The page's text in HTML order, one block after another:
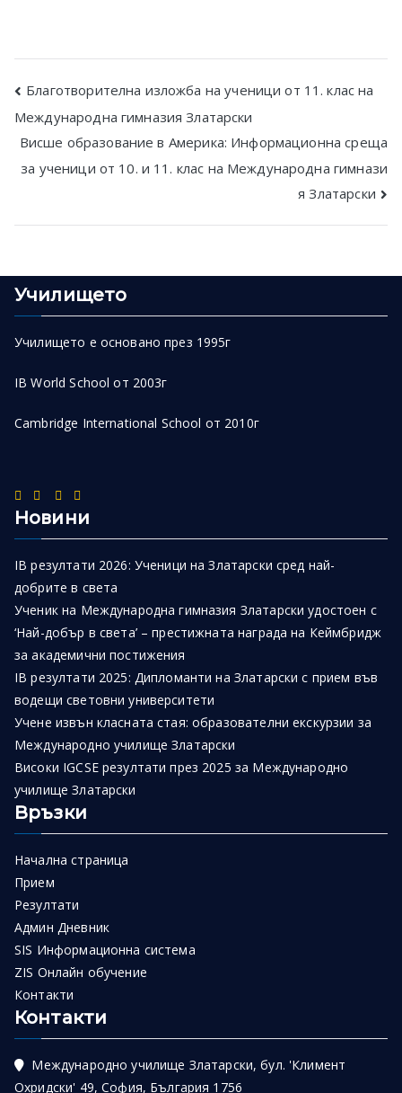
Post
navigation
Благотворителна изложба на ученици от 11. клас на
Международна гимназия Златарски
Висше образование в Америка: Информационна среща
за ученици от 10. и 11. клас на Международна гимнази
я Златарски
Училището
Училището е основано през 1995г
IB World School от 2003г
Cambridge International School от 2010г
Новини
IB резултати 2026: Ученици на Златарски сред най-
добрите в света
Ученик на Международна гимназия Златарски удостоен с
‘Най-добър в света’ – престижната награда на Кеймбридж
за академични постижения
IB резултати 2025: Дипломанти на Златарски с прием във
водещи световни университети
Учене извън класната стая: образователни екскурзии за
Международно училище Златарски
Високи IGCSE резултати през 2025 за Международно
училище Златарски
Връзки
Начална страница
Прием
Резултати
Админ Дневник
SIS Информационна система
ZIS Онлайн обучение
Контакти
Контакти
Международно училище Златарски, бул. 'Климент
Охридски' 49, София, България 1756